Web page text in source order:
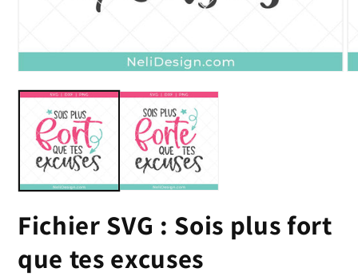
le
média
dans
fenêtre
modale
Fichier SVG : Sois plus fort
que tes excuses